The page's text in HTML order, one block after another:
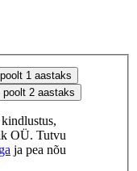
1 aastaks
2 aastaks
OÜ. Tutvu
ja pea nõu